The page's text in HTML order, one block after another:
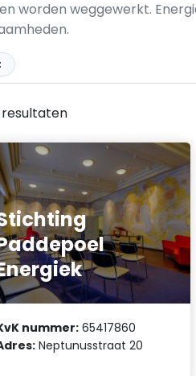
worden weggewerkt.
resultaten
nummer: 65417860
Neptunusstraat 20